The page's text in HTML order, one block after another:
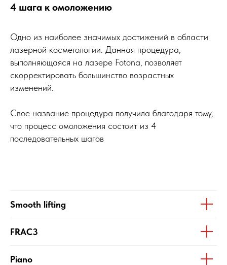
4 шага к омоложению
Одно из наиболее значимых достижений в области
лазерной косметологии. Данная процедура,
выполняющаяся на лазере Fotona, позволяет
скорректировать большинство возрастных
изменений.
Свое название процедура получила благодаря тому,
что процесс омоложения состоит из 4
последовательных шагов
Smooth lifting
FRAC3
Piano